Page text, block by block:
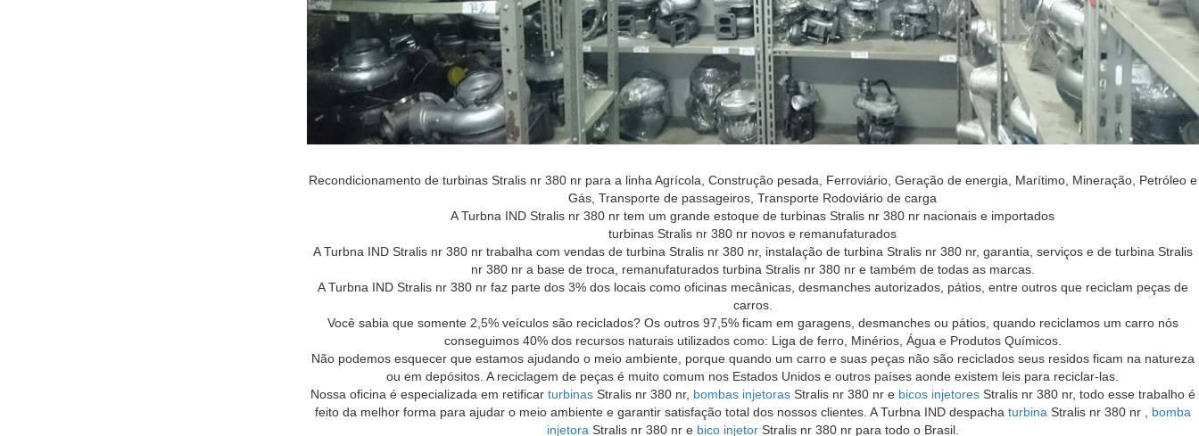
Recondicionamento de turbinas Stralis nr 380 nr para a linha Agrícola, Construção pesada, Ferroviário, Geração de energia, Marítimo, Mineração, Petróleo e
Gás, Transporte de passageiros, Transporte Rodoviário de carga
A Turbna IND Stralis nr 380 nr tem um grande estoque de turbinas Stralis nr 380 nr nacionais e importados
turbinas Stralis nr 380 nr novos e remanufaturados
A Turbna IND Stralis nr 380 nr trabalha com vendas de turbina Stralis nr 380 nr, instalação de turbina Stralis nr 380 nr, garantia, serviços e de turbina Stralis
nr 380 nr a base de troca, remanufaturados turbina Stralis nr 380 nr e também de todas as marcas.
A Turbna IND Stralis nr 380 nr faz parte dos 3% dos locais como oficinas mecânicas, desmanches autorizados, pátios, entre outros que reciclam peças de
carros.
Você sabia que somente 2,5% veículos são reciclados? Os outros 97,5% ficam em garagens, desmanches ou pátios, quando reciclamos um carro nós
conseguimos 40% dos recursos naturais utilizados como: Liga de ferro, Minérios, Água e Produtos Químicos.
Não podemos esquecer que estamos ajudando o meio ambiente, porque quando um carro e suas peças não são reciclados seus residos ficam na natureza
ou em depósitos. A reciclagem de peças é muito comum nos Estados Unidos e outros países aonde existem leis para reciclar-las.
Nossa oficina é especializada em retificar turbinasStralis nr 380 nr, bombas injetorasStralis nr 380 nr e bicos injetoresStralis nr 380 nr, todo esse trabalho é
feito da melhor forma para ajudar o meio ambiente e garantir satisfação total dos nossos clientes. A Turbna IND despacha turbinaStralis nr 380 nr , bomba
injetoraStralis nr 380 nr e bico injetorStralis nr 380 nr para todo o Brasil.